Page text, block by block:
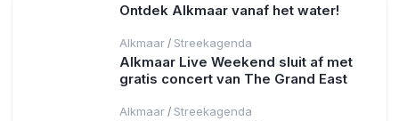
Ontdek Alkmaar vanaf het water!
Alkmaar / Streekagenda
Alkmaar Live Weekend sluit af met
gratis concert van The Grand East
Alkmaar / Streekagenda